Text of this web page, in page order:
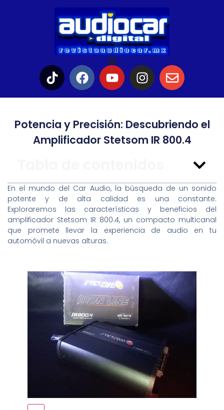
Potencia y Precisión: Descubriendo el
Amplificador Stetsom IR 800.4
En el mundo del Car Audio, la búsqueda de un sonido
potente y de alta calidad es una constante.
Exploraremos las características y beneficios del
amplificador Stetsom IR 800.4, un compacto multicanal
que promete llevar la experiencia de audio en tu
automóvil a nuevas alturas.